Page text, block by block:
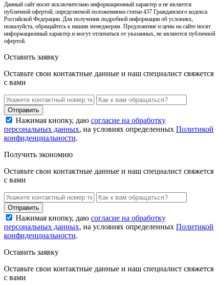
Данный сайт носит исключительно информационный характер и не является
публичной офертой, определяемой положениями статьи 437 Гражданского кодекса
Российской Федерации. Для получения подробной информации об условиях,
пожалуйста, обращайтесь к нашим менеджерам. Предложение и цены на сайте носят
информационный характер и могут отличаться от указанных, не являются публичной
офертой.
Оставить заявку
Оставьте свои контактные данные и наш специалист свяжется
с вами
Нажимая кнопку, даю согласие на обработку
персональных данных, на условиях определенных Политикой
конфиденциальности.
Получить экономию
Оставьте свои контактные данные и наш специалист свяжется
с вами
Нажимая кнопку, даю согласие на обработку
персональных данных, на условиях определенных Политикой
конфиденциальности.
Оставить заявку
Оставьте свои контактные данные и наш специалист свяжется
с вами